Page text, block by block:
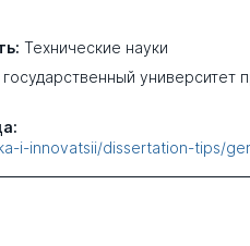
Технические науки
университет
i-innovatsii/dissertation-tips/